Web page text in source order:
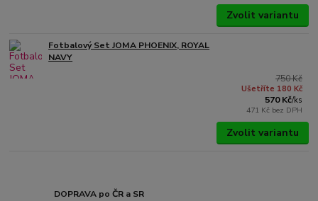
Zvolit variantu
Fotbalový Set JOMA PHOENIX, ROYAL
NAVY
750 Kč
Ušetříte 180 Kč
570 Kč/ks
471 Kč bez DPH
Zvolit variantu
DOPRAVA po ČR a SR